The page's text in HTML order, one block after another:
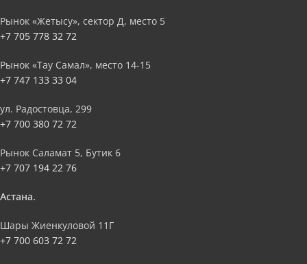
Рынок «Жетысу», сектор Д, место 5
+7 705 778 32 72
Рынок «Тау Самал», место 14-15
+7 747 133 33 04
ул. Радостовца, 299
+7 700 380 72 72
Рынок Саламат 5, Бутик 6
+7 707 194 22 76
Астана.
Шары Жиенкуловой 11Г
+7 700 603 72 72